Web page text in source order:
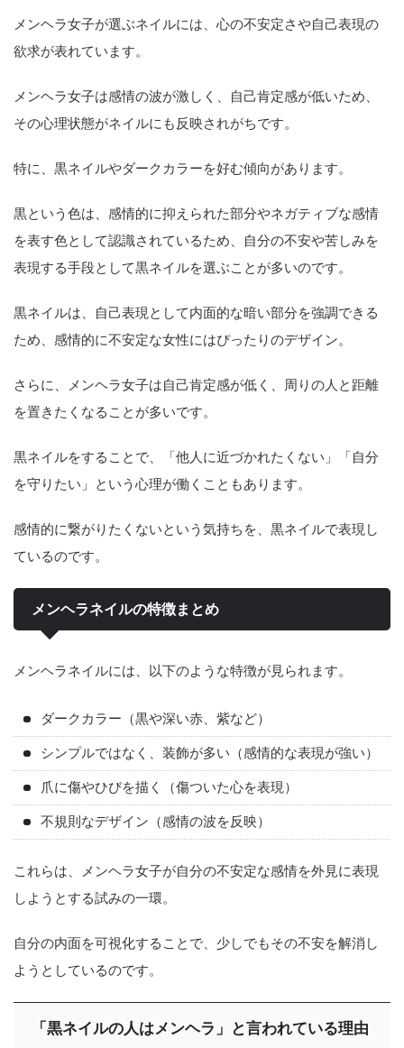
メンヘラ女子が選ぶネイルには、心の不安定さや自己表現の
欲求が表れています。
メンヘラ女子は感情の波が激しく、自己肯定感が低いため、
その心理状態がネイルにも反映されがちです。
特に、黒ネイルやダークカラーを好む傾向があります。
黒という色は、感情的に抑えられた部分やネガティブな感情
を表す色として認識されているため、自分の不安や苦しみを
表現する手段として黒ネイルを選ぶことが多いのです。
黒ネイルは、自己表現として内面的な暗い部分を強調できる
ため、感情的に不安定な女性にはぴったりのデザイン。
さらに、メンヘラ女子は自己肯定感が低く、周りの人と距離
を置きたくなることが多いです。
黒ネイルをすることで、「他人に近づかれたくない」「自分
を守りたい」という心理が働くこともあります。
感情的に繋がりたくないという気持ちを、黒ネイルで表現し
ているのです。
メンヘラネイルの特徴まとめ
メンヘラネイルには、以下のような特徴が見られます。
ダークカラー（黒や深い赤、紫など）
シンプルではなく、装飾が多い（感情的な表現が強い）
爪に傷やひびを描く（傷ついた心を表現）
不規則なデザイン（感情の波を反映）
これらは、メンヘラ女子が自分の不安定な感情を外見に表現
しようとする試みの一環。
自分の内面を可視化することで、少しでもその不安を解消し
ようとしているのです。
「黒ネイルの人はメンヘラ」と言われている理由